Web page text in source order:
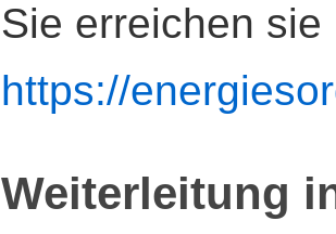
Sie erreichen sie
https://
Weiterleitung